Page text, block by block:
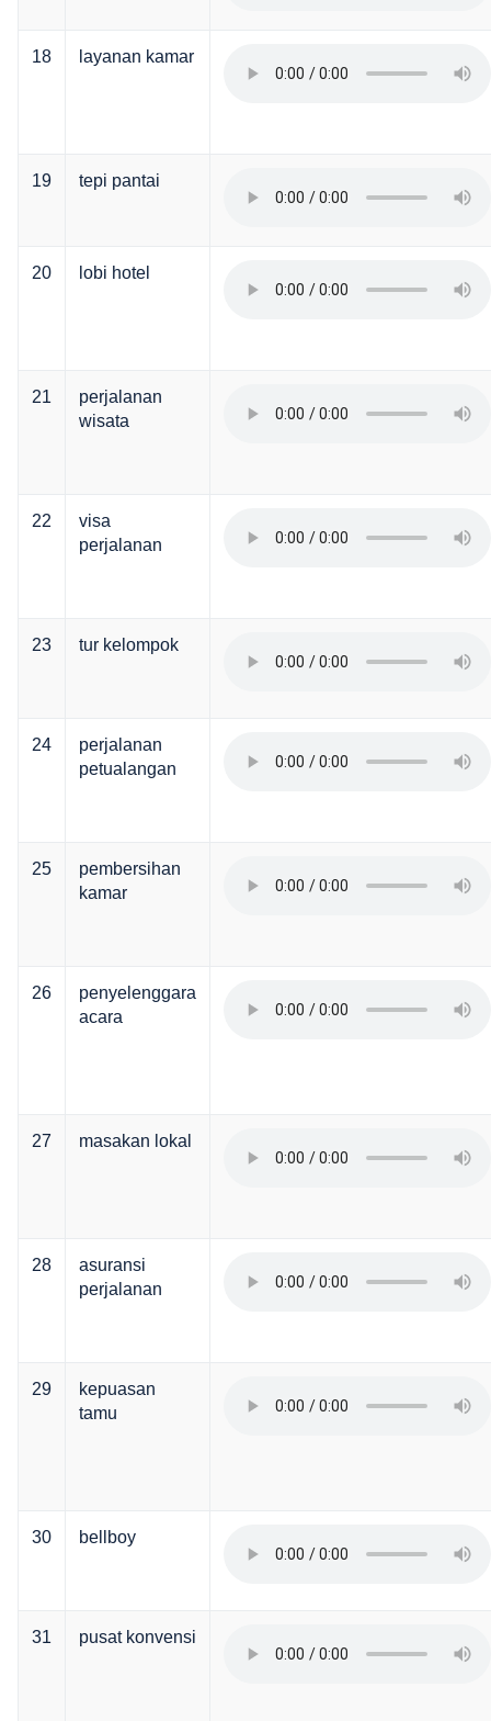
18 layanan kamar
19 tepi pantai
20 lobi hotel
21
perjalanan
wisata
22
visa
perjalanan
23 tur kelompok
24
perjalanan
petualangan
25
pembersihan
kamar
26
penyelenggara
acara
27 masakan lokal
28
asuransi
perjalanan
29
kepuasan
tamu
30 bellboy
31 pusat konvensi